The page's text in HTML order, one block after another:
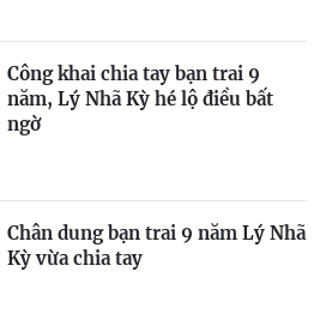
Công khai chia tay bạn trai 9
năm, Lý Nhã Kỳ hé lộ điều bất
ngờ
Chân dung bạn trai 9 năm Lý Nhã
Kỳ vừa chia tay